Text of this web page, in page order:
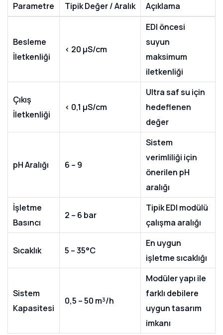
Parametre Tipik Değer / Aralık Açıklama
Besleme
İletkenliği
< 20 µS/cm
EDI öncesi
suyun
maksimum
iletkenliği
Çıkış
İletkenliği
< 0,1 µS/cm
Ultra saf su için
hedeflenen
değer
pH Aralığı 6 – 9
Sistem
verimliliği için
önerilen pH
aralığı
İşletme
Basıncı
2 – 6 bar
Tipik EDI modülü
çalışma aralığı
Sıcaklık 5 – 35°C
En uygun
işletme sıcaklığı
Sistem
Kapasitesi
0,5 – 50 m³/h
Modüler yapı ile
farklı debilere
uygun tasarım
imkanı